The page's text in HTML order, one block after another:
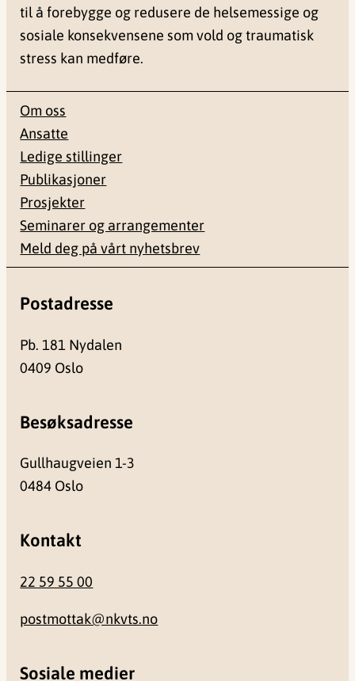
til å forebygge og redusere de helsemessige og
sosiale konsekvensene som vold og traumatisk
stress kan medføre.
Om oss
Ansatte
Ledige stillinger
Publikasjoner
Prosjekter
Seminarer og arrangementer
Meld deg på vårt nyhetsbrev
Postadresse
Pb. 181 Nydalen
0409 Oslo
Besøksadresse
Gullhaugveien 1-3
0484 Oslo
Kontakt
22 59 55 00
postmottak@nkvts.no
Sosiale medier